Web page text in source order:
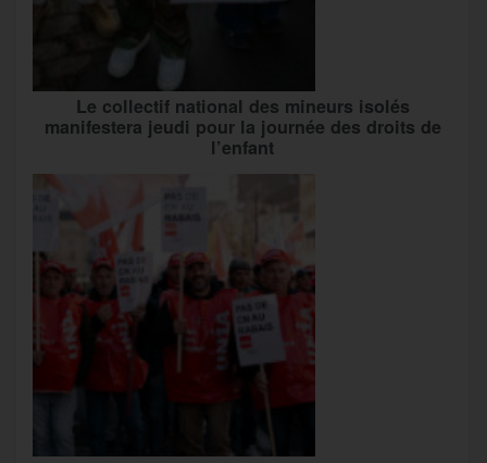
Le collectif national des mineurs isolés
manifestera jeudi pour la journée des droits de
l’enfant